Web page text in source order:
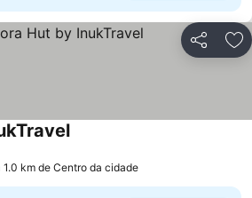
Partilhar
Ver preços
1.0 km de Centro da cidade